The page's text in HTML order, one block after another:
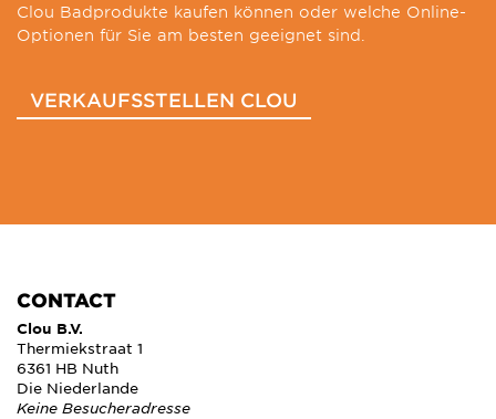
Clou Badprodukte kaufen können oder welche Online-
Optionen für Sie am besten geeignet sind.
VERKAUFSSTELLEN CLOU
CONTACT
Clou B.V.
Thermiekstraat 1
6361 HB Nuth
Die Niederlande
Keine Besucheradresse